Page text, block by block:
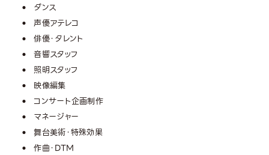
ダンス
声優アテレコ
俳優・タレント
音響スタッフ
照明スタッフ
映像編集
コンサート企画制作
マネージャー
舞台美術・特殊効果
作曲・DTM